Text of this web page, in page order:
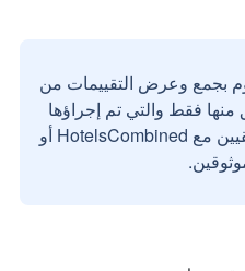
بجمع وعرض التقييمات من
فقط والتي تم إجراؤها
بواسطة مستخدمين حقيقيين مع HotelsCombined أو